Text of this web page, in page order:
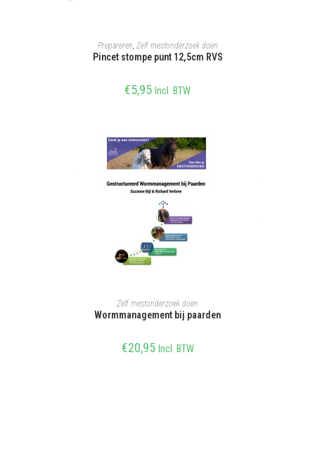
TOEVOEGEN AAN WINKELWAGEN
Prepareren, Zelf mestonderzoek doen
Pincet stompe punt 12,5cm RVS
€5,95 Incl. BTW
TOEVOEGEN AAN WINKELWAGEN
Zelf mestonderzoek doen
Wormmanagement bij paarden
€20,95 Incl. BTW